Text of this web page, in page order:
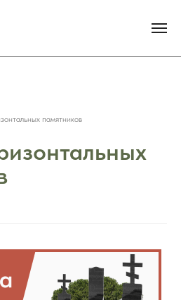
памятников